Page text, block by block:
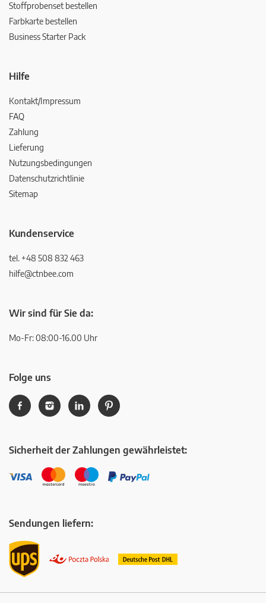
Stoffprobenset bestellen
Farbkarte bestellen
Business Starter Pack
Hilfe
Kontakt/Impressum
FAQ
Zahlung
Lieferung
Nutzungsbedingungen
Datenschutzrichtlinie
Sitemap
Kundenservice
tel. +48 508 832 463
hilfe@ctnbee.com
Wir sind für Sie da:
Mo-Fr: 08:00-16.00 Uhr
Folge uns
Sicherheit der Zahlungen gewährleistet:
Sendungen liefern: